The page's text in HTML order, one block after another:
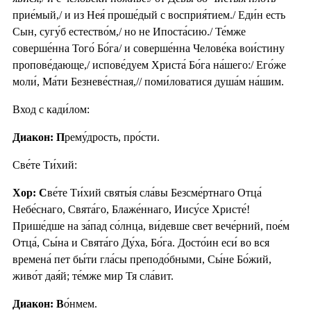
прие́мый,/ и из Нея́ проше́дый с восприя́тием./ Еди́н есть
Сын, сугу́б естество́м,/ но не Ипоста́сию./ Те́мже
соверше́нна Того́ Бо́га/ и соверше́нна Челове́ка вои́стину
пропове́дающе,/ испове́дуем Христа́ Бо́га на́шего:/ Его́же
моли́, Ма́ти Безневе́стная,// поми́ловатися душа́м на́шим.
Вход с кади́лом:
Диакон: Прему́дрость, про́сти.
Све́те Ти́хий:
Хор: Све́те Ти́хий святы́я сла́вы Безсме́ртнаго Отца́
Небе́снаго, Свята́го, Блаже́ннаго, Иису́се Христе́!
Прише́дше на за́пад со́лнца, ви́девше свет вече́рний, пое́м
Отца́, Сы́на и Свята́го Ду́ха, Бо́га. Досто́ин еси́ во вся
времена́ пет бы́ти гла́сы преподо́бными, Сы́не Бо́жий,
живо́т дая́й; те́мже мир Тя сла́вит.
Диакон: Во́нмем.